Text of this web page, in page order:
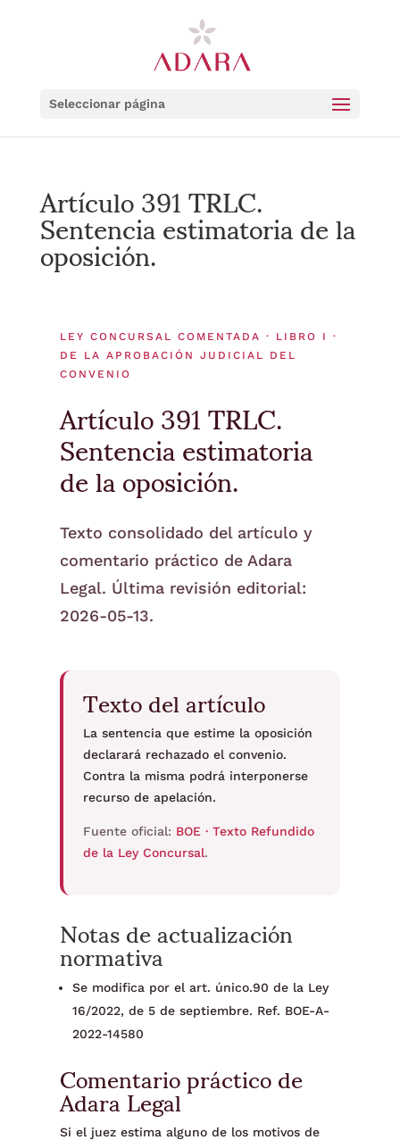
Seleccionar página
Artículo 391 TRLC.
Sentencia estimatoria de la
oposición.
LEY CONCURSAL COMENTADA · LIBRO I ·
DE LA APROBACIÓN JUDICIAL DEL
CONVENIO
Artículo 391 TRLC.
Sentencia estimatoria
de la oposición.
Texto consolidado del artículo y
comentario práctico de Adara
Legal. Última revisión editorial:
2026-05-13.
Texto del artículo
La sentencia que estime la oposición
declarará rechazado el convenio.
Contra la misma podrá interponerse
recurso de apelación.
Fuente oficial: BOE · Texto Refundido
de la Ley Concursal.
Notas de actualización
normativa
Se modifica por el art. único.90 de la Ley
16/2022, de 5 de septiembre. Ref. BOE-A-
2022-14580
Comentario práctico de
Adara Legal
Si el juez estima alguno de los motivos de